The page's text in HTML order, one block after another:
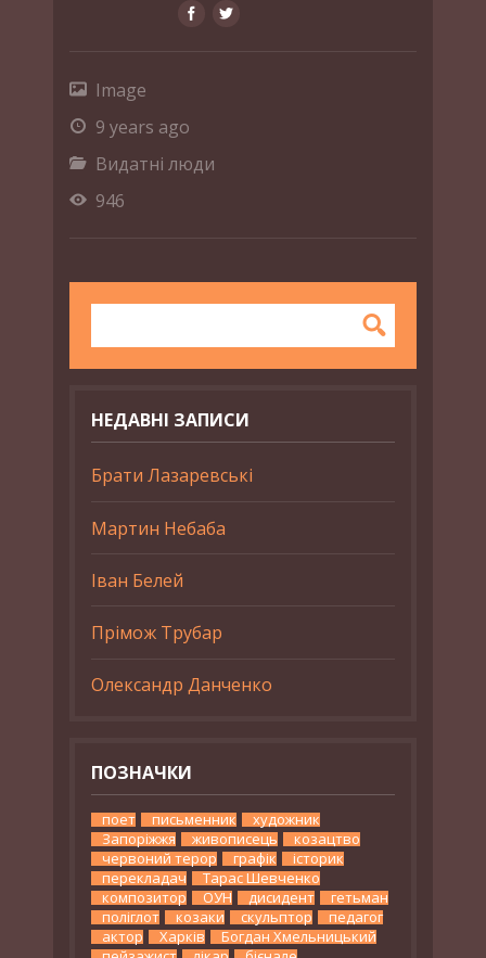
Image
9 years ago
Видатні люди
946
НЕДАВНІ ЗАПИСИ
Брати Лазаревські
Мартин Небаба
Іван Белей
Прімож Трубар
Олександр Данченко
ПОЗНАЧКИ
поет письменник
художник
Запоріжжя
живописець
козацтво
червоний терор
графік
історик
перекладач
Тарас Шевченко
композитор
ОУН дисидент
гетьман
поліглот
козаки скульптор
педагог
актор
Харків
Богдан Хмельницький